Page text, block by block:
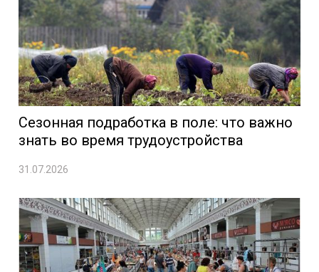
Сезонная подработка в поле: что важно
знать во время трудоустройства
31.07.2026